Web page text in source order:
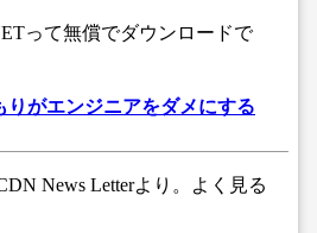
って無償でダウンロードで
りがエンジニアをダメにする
News Letterより。よく見る